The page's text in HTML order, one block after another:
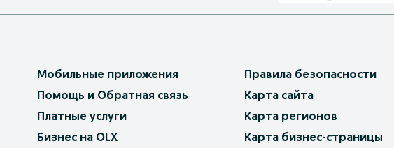
Мобильные приложения
Помощь и Обратная связь
Платные услуги
Бизнес на OLX
Правила безопасности
Карта сайта
Карта регионов
Карта бизнес-страницы